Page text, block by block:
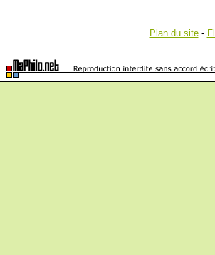
Plan du site-